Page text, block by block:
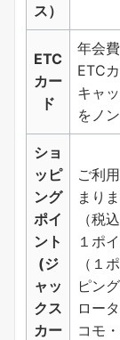
ス）
ETC
カー
ド
年会
ETC
キャ
をノ
ショ
ッピ
ング
ポイ
ント
(ジ
ャッ
クス
カー
ご利
まり
（税
１ポ
（１
ピン
ロー
コモ